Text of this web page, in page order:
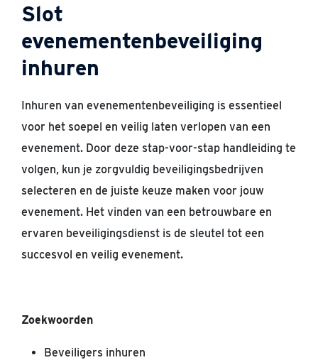
Slot
evenementenbeveiliging
inhuren
Inhuren van evenementenbeveiliging is essentieel
voor het soepel en veilig laten verlopen van een
evenement. Door deze stap-voor-stap handleiding te
volgen, kun je zorgvuldig beveiligingsbedrijven
selecteren en de juiste keuze maken voor jouw
evenement. Het vinden van een betrouwbare en
ervaren beveiligingsdienst is de sleutel tot een
succesvol en veilig evenement.
Zoekwoorden
Beveiligers inhuren